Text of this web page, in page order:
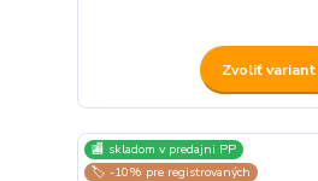
Zvoliť variant
🏬 skladom v predajni PP
🏷️ -10% pre registrovaných